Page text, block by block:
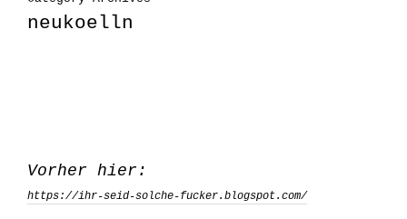
neukoelln
Vorher hier:
https://ihr-seid-solche-fucker.blogspot.com/